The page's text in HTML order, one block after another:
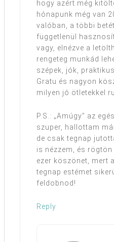
hogy azért még
hónapunk még van
valóban, a többi
függetlenül
vagy, elnézve a
rengeteg munkád
szépek, jók,
Gratu és nagyon
milyen jó ötletekkel
P.S.: „Amúgy” az
szuper, hallottam
de csak tegnap
is nézzem, és
ezer köszönet, mert
tegnap estémet
feldobnod!
Reply